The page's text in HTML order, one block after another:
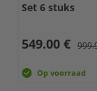
Set 6 stuks
549.00 €
Op voorraad